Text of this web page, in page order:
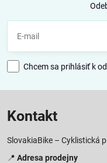
Chcem sa prihlásiť k
Kontakt
SlovakiaBike – Cyklistická
📍 Adresa prodejny